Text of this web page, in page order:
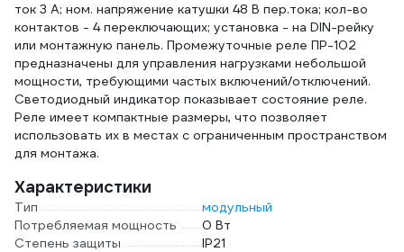
ток 3 А; ном. напряжение катушки 48 В пер.тока; кол-во
контактов - 4 переключающих; установка - на DIN-рейку
или монтажную панель. Промежуточные реле ПР-102
предназначены для управления нагрузками небольшой
мощности, требующими частых включений/отключений.
Светодиодный индикатор показывает состояние реле.
Реле имеет компактные размеры, что позволяет
использовать их в местах с ограниченным пространством
для монтажа.
Характеристики
Тип
модульный
Потребляемая мощность
0 Вт
Степень защиты
IP21